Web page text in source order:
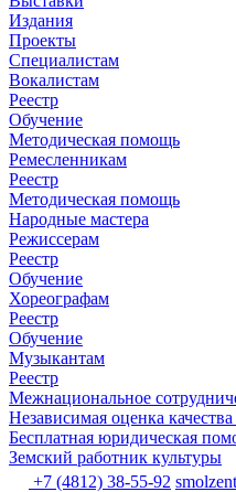
Издания
Проекты
Специалистам
Вокалистам
Реестр
Обучение
Методическая помощь
Ремесленникам
Реестр
Методическая помощь
Народные мастера
Режиссерам
Реестр
Обучение
Хореографам
Реестр
Обучение
Музыкантам
Реестр
Межнациональное
Независимая оценка
Бесплатная юридическая
Земский работник культуры
+7 (4812) 38-55-92